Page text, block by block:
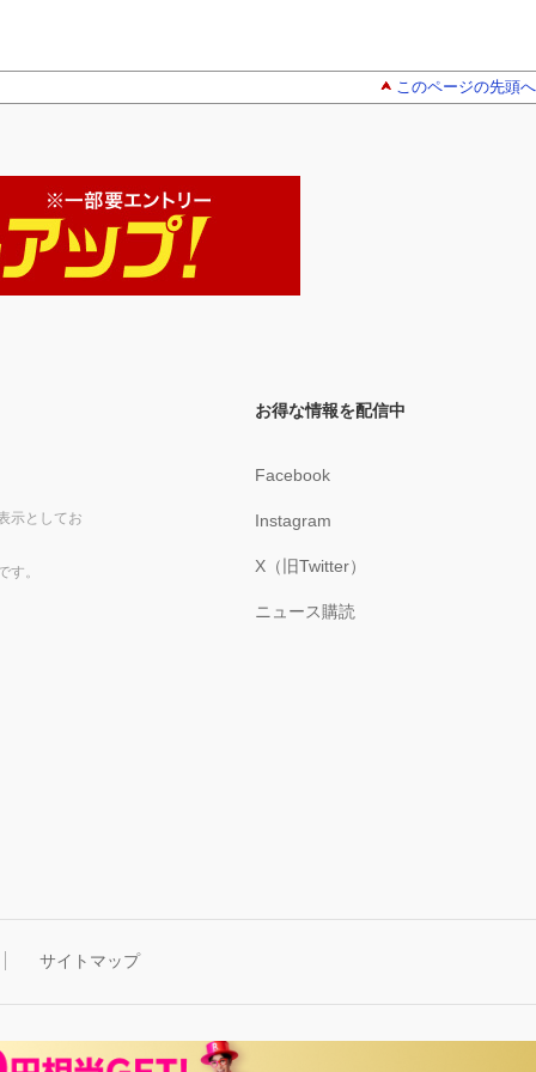
このページの先頭へ
示としてお
す。
お得な情報を配信中
Facebook
Instagram
X（旧Twitter）
ニュース購読
サイトマップ